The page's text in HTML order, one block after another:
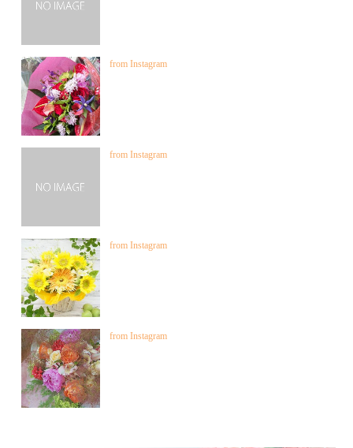
from Instagram
from Instagram
from Instagram
from Instagram